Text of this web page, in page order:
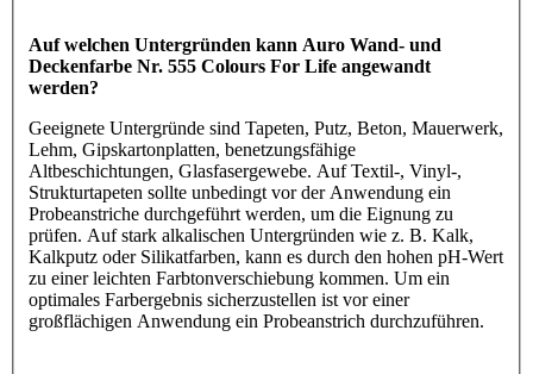
Auf welchen Untergründen kann Auro Wand- und
Deckenfarbe Nr. 555 Colours For Life angewandt
werden?
Geeignete Untergründe sind Tapeten, Putz, Beton, Mauerwerk,
Lehm, Gipskartonplatten, benetzungsfähige
Altbeschichtungen, Glasfasergewebe. Auf Textil-, Vinyl-,
Strukturtapeten sollte unbedingt vor der Anwendung ein
Probeanstriche durchgeführt werden, um die Eignung zu
prüfen. Auf stark alkalischen Untergründen wie z. B. Kalk,
Kalkputz oder Silikatfarben, kann es durch den hohen pH-Wert
zu einer leichten Farbtonverschiebung kommen. Um ein
optimales Farbergebnis sicherzustellen ist vor einer
großflächigen Anwendung ein Probeanstrich durchzuführen.